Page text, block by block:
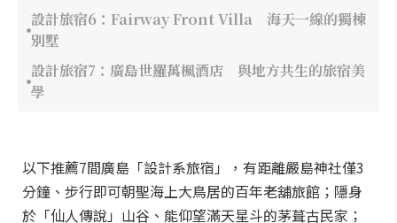
設計旅宿6：Fairway Front Villa 海天一線的獨棟
別墅
設計旅宿7：廣島世羅萬楓酒店 與地方共生的旅宿美
學
以下推薦7間廣島「設計系旅宿」，有距離嚴島神社僅3
分鐘、步行即可朝聖海上大鳥居的百年老舖旅館；隱身
於「仙人傳說」山谷、能仰望滿天星斗的茅葺古民家；